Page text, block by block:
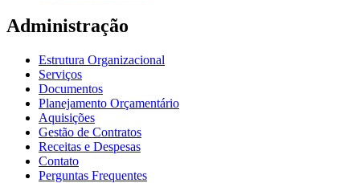
Administração
Estrutura Organizacional
Serviços
Documentos
Planejamento Orçamentário
Aquisições
Gestão de Contratos
Receitas e Despesas
Contato
Perguntas Frequentes